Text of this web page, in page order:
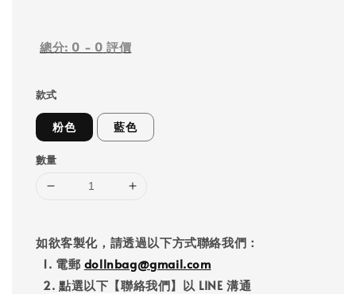
總分: 0 - 0 評價
款式
粉色 藍色
數量
如欲客製化，請透過以下方式聯絡我們：
1. 電郵 dollnbag@gmail.com
2. 點選以下【聯絡我們】以 LINE 溝通